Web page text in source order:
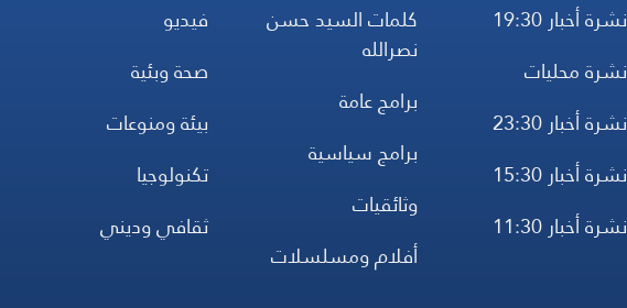
نشرة أخبار 19:30
نشرة محليات
نشرة أخبار 23:30
نشرة أخبار 15:30
نشرة أخبار 11:30
كلمات السيد حسن
نصرالله
برامج عامة
برامج سياسية
وثائقيات
أفلام ومسلسلات
فيديو
صحة وبئية
بيئة ومنوعات
تكنولوجيا
ثقافي وديني